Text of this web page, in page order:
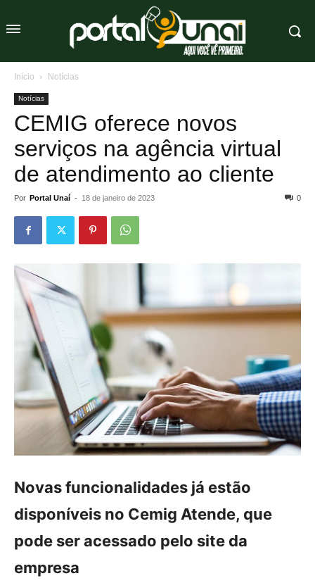
Início Notícias
Notícias
CEMIG oferece novos
serviços na agência virtual
de atendimento ao cliente
Por Portal Unaí - 18 de janeiro de 2023 0
Novas funcionalidades já estão
disponíveis no Cemig Atende, que
pode ser acessado pelo site da
empresa